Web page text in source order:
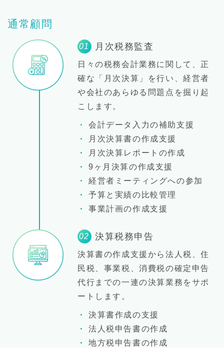
通常顧問
01 月次税務監査
日々の税務会計業務に関して、正
確な「月次決算」を行い、経営者
や会社のあらゆる問題点を掘り起
こします。
会計データ入力の補助支援
月次決算書の作成支援
月次決算レポートの作成
9ヶ月決算の作成支援
経営者ミーティングへの参加
予算と実績の比較管理
事業計画の作成支援
02 決算税務申告
決算書の作成支援から法人税、住
民税、事業税、消費税の確定申告
代行までの一連の決算業務をサポ
ートします。
決算書作成の支援
法人税申告書の作成
地方税申告書の作成